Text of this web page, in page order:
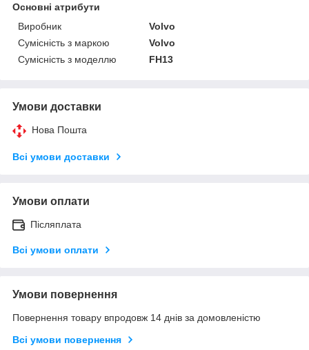
Основні атрибути
Виробник
Volvo
Сумісність з маркою
Volvo
Сумісність з моделлю
FH13
Умови доставки
Нова Пошта
Всі умови доставки
Умови оплати
Післяплата
Всі умови оплати
Умови повернення
Повернення товару впродовж 14 днів за домовленістю
Всі умови повернення